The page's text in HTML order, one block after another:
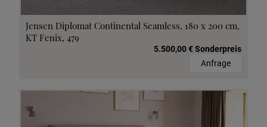
Jensen Diplomat Continental Seamless, 180 x 200 cm,
KT Fenix, 479
5.500,00 € Sonderpreis
Anfrage